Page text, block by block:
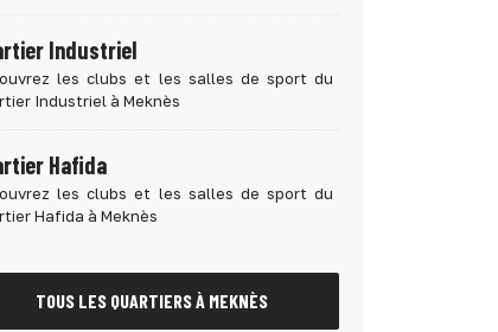
Industriel
les clubs et les salles de sport du
Industriel à Meknès
Hafida
les clubs et les salles de sport du
Hafida à Meknès
TOUS LES QUARTIERS À MEKNÈS